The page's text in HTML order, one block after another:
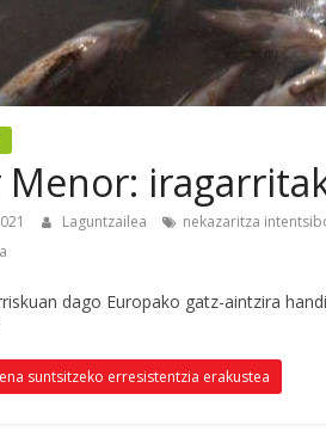
Menor:
Laguntzailea nekazaritza
dago Europako gatz-aintzira
suntsitzeko erresistentzia erakustea